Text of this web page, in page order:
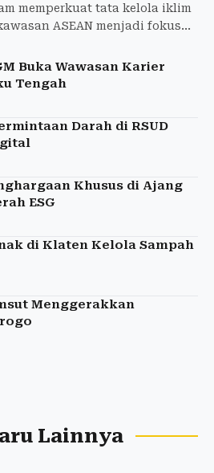
memperkuat tata kelola iklim
ASEAN menjadi fokus
Buka Wawasan Karier
Tengah
Darah di RSUD
Khusus di Ajang
ESG
di Klaten Kelola Sampah
Menggerakkan
Lainnya